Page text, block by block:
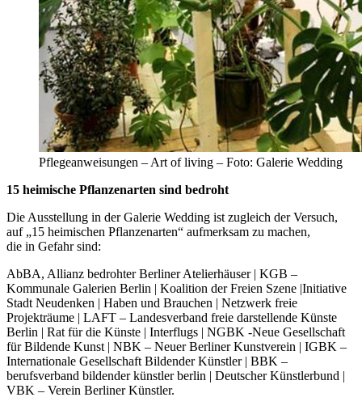
Pflegeanweisungen – Art of living – Foto: Galerie Wedding
15 heimische Pflanzenarten sind bedroht
Die Ausstellung in der Galerie Wedding ist zugleich der Versuch,
auf „15 heimischen Pflanzenarten“ aufmerksam zu machen,
die in Gefahr sind:
AbBA, Allianz bedrohter Berliner Atelierhäuser | KGB –
Kommunale Galerien Berlin | Koalition der Freien Szene |Initiative
Stadt Neudenken | Haben und Brauchen | Netzwerk freie
Projekträume | LAFT – Landesverband freie darstellende Künste
Berlin | Rat für die Künste | Interflugs | NGBK -Neue Gesellschaft
für Bildende Kunst | NBK – Neuer Berliner Kunstverein | IGBK –
Internationale Gesellschaft Bildender Künstler | BBK –
berufsverband bildender künstler berlin | Deutscher Künstlerbund |
VBK – Verein Berliner Künstler.